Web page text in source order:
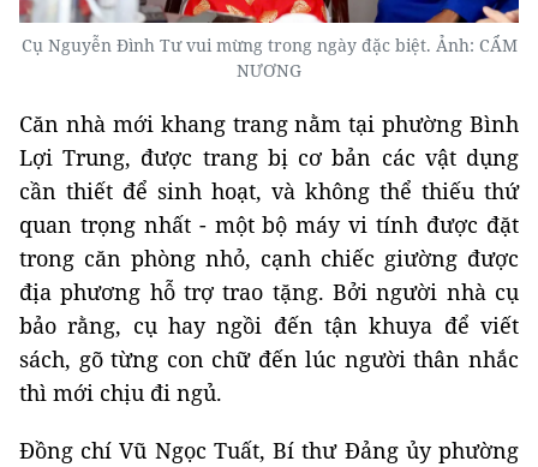
Cụ Nguyễn Đình Tư vui mừng trong ngày đặc biệt. Ảnh: CẨM
NƯƠNG
Căn nhà mới khang trang nằm tại phường Bình
Lợi Trung, được trang bị cơ bản các vật dụng
cần thiết để sinh hoạt, và không thể thiếu thứ
quan trọng nhất - một bộ máy vi tính được đặt
trong căn phòng nhỏ, cạnh chiếc giường được
địa phương hỗ trợ trao tặng. Bởi người nhà cụ
bảo rằng, cụ hay ngồi đến tận khuya để viết
sách, gõ từng con chữ đến lúc người thân nhắc
thì mới chịu đi ngủ.
Đồng chí Vũ Ngọc Tuất, Bí thư Đảng ủy phường